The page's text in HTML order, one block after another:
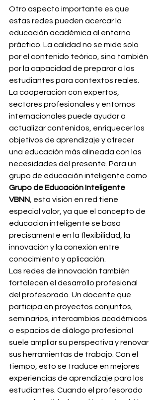
Otro aspecto importante es que
estas redes pueden acercar la
educación académica al entorno
práctico. La calidad no se mide solo
por el contenido teórico, sino también
por la capacidad de preparar a los
estudiantes para contextos reales.
La cooperación con expertos,
sectores profesionales y entornos
internacionales puede ayudar a
actualizar contenidos, enriquecer los
objetivos de aprendizaje y ofrecer
una educación más alineada con las
necesidades del presente. Para un
grupo de educación inteligente como
Grupo de Educación Inteligente
VBNN , esta visión en red tiene
especial valor, ya que el concepto de
educación inteligente se basa
precisamente en la flexibilidad, la
innovación y la conexión entre
conocimiento y aplicación.
Las redes de innovación también
fortalecen el desarrollo profesional
del profesorado. Un docente que
participa en proyectos conjuntos,
seminarios, intercambios académicos
o espacios de diálogo profesional
suele ampliar su perspectiva y renovar
sus herramientas de trabajo. Con el
tiempo, esto se traduce en mejores
experiencias de aprendizaje para los
estudiantes. Cuando el profesorado